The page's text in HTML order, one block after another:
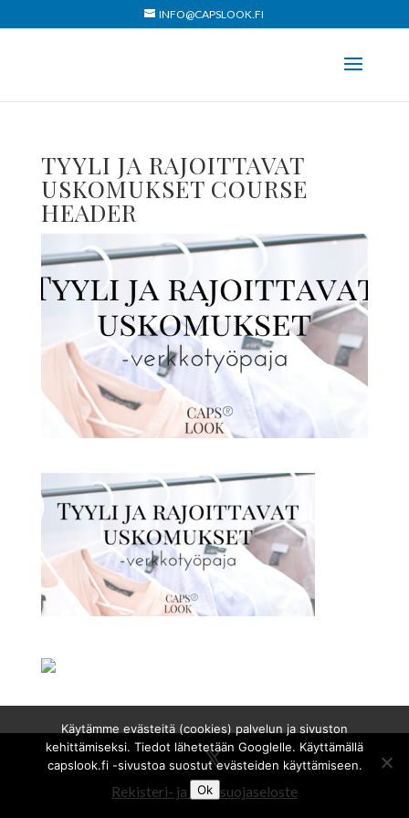
INFO@CAPSLOOK.FI
TYYLI JA RAJOITTAVAT
USKOMUKSET COURSE
HEADER
Rekisteri- ja tietosuojaseloste
Käytämme evästeitä (cookies) palvelun ja sivuston
kehittämiseksi. Tiedot lähetetään Googlelle. Käyttämällä
capslook.fi -sivustoa suostut evästeiden käyttämiseen.
Ok